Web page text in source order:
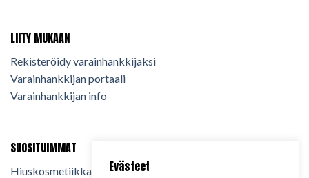
LIITY MUKAAN
Rekisteröidy varainhankkijaksi
Varainhankkijan portaali
Varainhankkijan info
SUOSITUIMMAT
Hiuskosmetiikka
Evästeet